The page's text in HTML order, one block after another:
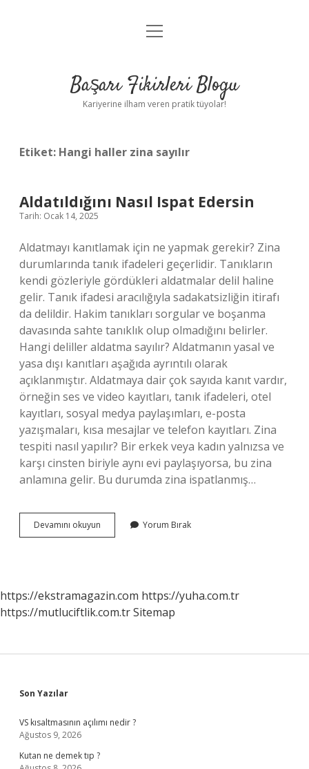
Anasayfa
Yasal Uyarı
menüyü
Başarı Fikirleri Blogu
Kariyerine ilham veren pratik tüyolar!
Etiket: Hangi haller zina sayılır
Aldatıldığını Nasıl Ispat Edersin
Tarih: Ocak 14, 2025
Aldatmayı kanıtlamak için ne yapmak gerekir? Zina
durumlarında tanık ifadeleri geçerlidir. Tanıkların
kendi gözleriyle gördükleri aldatmalar delil haline
gelir. Tanık ifadesi aracılığıyla sadakatsizliğin itirafı
da delildir. Hakim tanıkları sorgular ve boşanma
davasında sahte tanıklık olup olmadığını belirler.
Hangi deliller aldatma sayılır? Aldatmanın yasal ve
yasa dışı kanıtları aşağıda ayrıntılı olarak
açıklanmıştır. Aldatmaya dair çok sayıda kanıt vardır,
örneğin ses ve video kayıtları, tanık ifadeleri, otel
kayıtları, sosyal medya paylaşımları, e-posta
yazışmaları, kısa mesajlar ve telefon kayıtları. Zina
tespiti nasıl yapılır? Bir erkek veya kadın yalnızsa ve
karşı cinsten biriyle aynı evi paylaşıyorsa, bu zina
anlamına gelir. Bu durumda zina ispatlanmış…
Devamını okuyun Aldatıldığını
Nasıl
Yorum Bırak
https://ekstramagazin.com https://yuha.com.tr
https://mutluciftlik.com.trSitemap
Sidebar
Son Yazılar
VS kısaltmasının açılımı nedir ?
Ağustos 9, 2026
Kutan ne demek tıp ?